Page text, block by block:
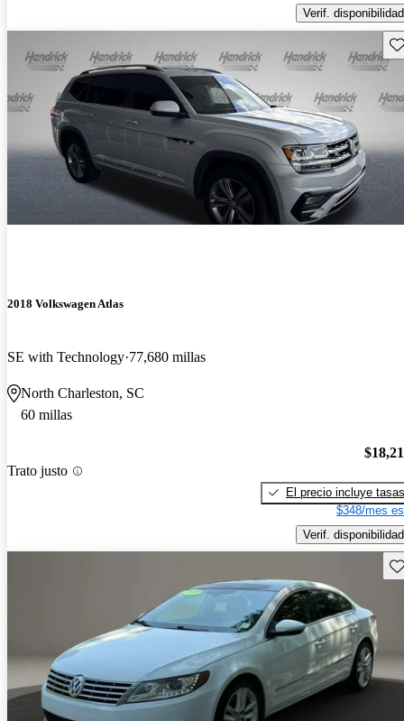
Verif. disponibilidad
2018 Volkswagen Atlas
SE with Technology 77,680 millas
North Charleston, SC
60 millas
Trato justo
El precio incluye tasas
$348/mes
Verif. disponibilidad